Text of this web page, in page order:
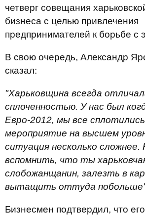
четверг совещания
бизнеса с целью привлечения
предпринимателей к борьбе с
В свою очередь, Александр
сказал:
"Харьковщина всегда
сплоченностью. У нас был
Евро-2012, мы все
мероприятие на высшем
ситуация несколько
вспомнить, что ты
слобожанщанин, залезть в
вытащить оттуда
Бизнесмен подтвердил, что